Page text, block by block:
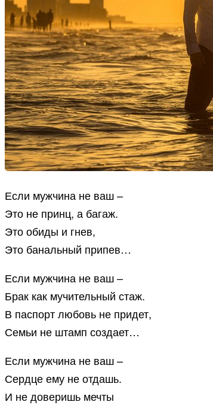
Если мужчина не ваш –
Это не принц, а багаж.
Это обиды и гнев,
Это банальный припев…
Если мужчина не ваш –
Брак как мучительный стаж.
В паспорт любовь не придет,
Семьи не штамп создает…
Если мужчина не ваш –
Сердце ему не отдашь.
И не доверишь мечты